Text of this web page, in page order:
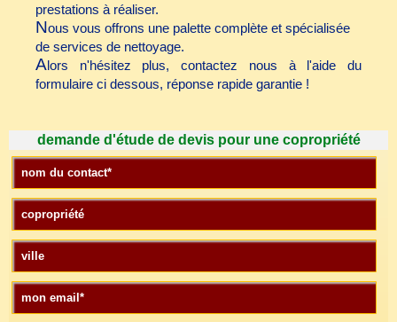
prestations à réaliser.
Nous vous offrons une palette complète et spécialisée
de services de nettoyage.
A lors n'hésitez plus, contactez nous à l'aide du
formulaire ci dessous, réponse rapide garantie !
demande d'étude de devis pour une copropriété